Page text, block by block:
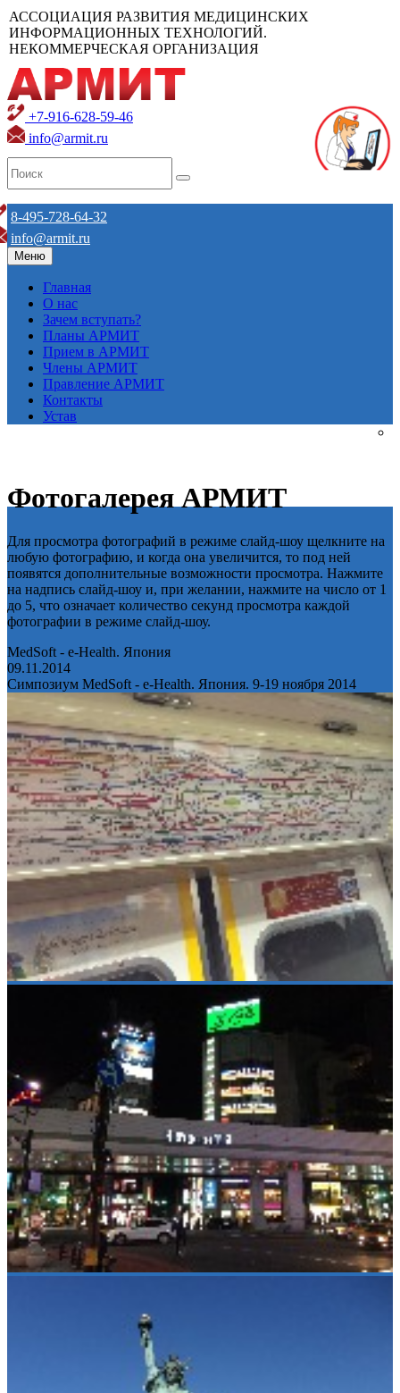
АССОЦИАЦИЯ РАЗВИТИЯ МЕДИЦИНСКИХ
ИНФОРМАЦИОННЫХ ТЕХНОЛОГИЙ.
НЕКОММЕРЧЕСКАЯ ОРГАНИЗАЦИЯ
+7-916-628-59-46
info@armit.ru
8-495-728-64-32
info@armit.ru
Меню
Главная
О нас
Зачем вступать?
Планы АРМИТ
Прием в АРМИТ
Члены АРМИТ
Правление АРМИТ
Контакты
Устав
Фотогалерея АРМИТ
Для просмотра фотографий в режиме слайд-шоу щелкните на
любую фотографию, и когда она увеличится, то под ней
появятся дополнительные возможности просмотра. Нажмите
на надпись слайд-шоу и, при желании, нажмите на число от 1
до 5, что означает количество секунд просмотра каждой
фотографии в режиме слайд-шоу.
MedSoft - e-Health. Япония
09.11.2014
Симпозиум MedSoft - e-Health. Япония. 9-19 ноября 2014